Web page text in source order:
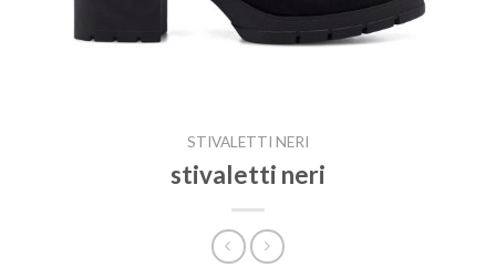
STIVALETTI NERI
stivaletti neri